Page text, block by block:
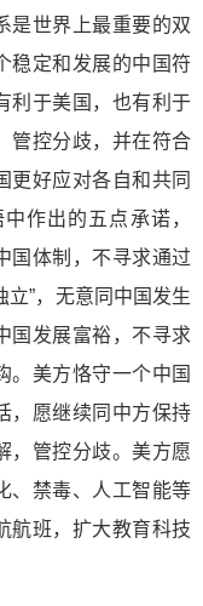
世界上最重要的双
稳定和发展的中国符
利于美国，也有利于
管控分歧，并在符合
更好应对各自和共同
作出的五点承诺，
国体制，不寻求通过
立”，无意同中国发生
国发展富裕，不寻求
。美方恪守一个中国
，愿继续同中方保持
，管控分歧。美方愿
、禁毒、人工智能等
航班，扩大教育科技